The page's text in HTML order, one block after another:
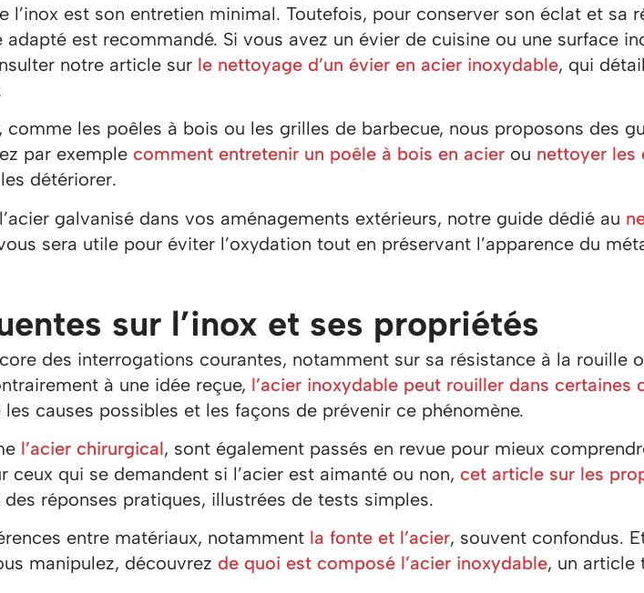
l’inox est son entretien minimal. Toutefois, pour conserver son éclat et sa
est recommandé. Si vous avez un évier de cuisine ou une surface
notre article sur le nettoyage d’un évier en acier inoxydable, qui
comme les poêles à bois ou les grilles de barbecue, nous proposons des
par exemple comment entretenir un poêle à bois en acier ou nettoyer les
détériorer.
galvanisé dans vos aménagements extérieurs, notre guide dédié au
sera utile pour éviter l’oxydation tout en préservant l’apparence du
sur l’inox et ses propriétés
des interrogations courantes, notamment sur sa résistance à la rouille
à une idée reçue, l’acier inoxydable peut rouiller dans certaines
causes possibles et les façons de prévenir ce phénomène.
l’acier chirurgical, sont également passés en revue pour mieux
ceux qui se demandent si l’acier est aimanté ou non, cet article sur les
réponses pratiques, illustrées de tests simples.
entre matériaux, notamment la fonte et l’acier, souvent confondus.
manipulez, découvrez de quoi est composé l’acier inoxydable, un article